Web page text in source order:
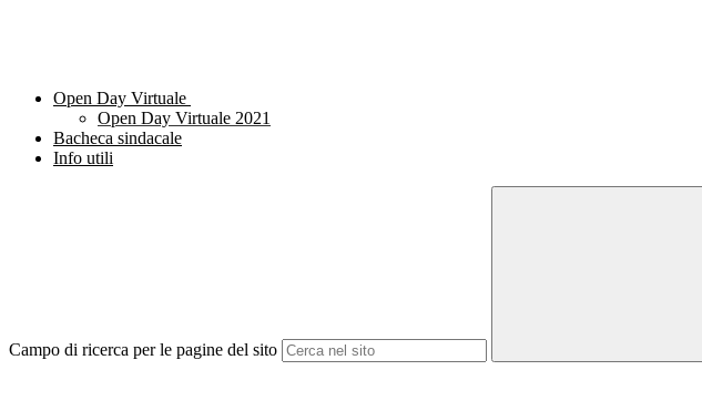
Open Day Virtuale
Open Day Virtuale 2021
Bacheca sindacale
Info utili
Campo di ricerca per le pagine del sito